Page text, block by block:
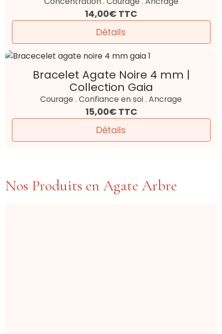
14,00€ TTC
Détails
Bracelet Agate Noire 4 mm |
Collection Gaia
Courage . Confiance en soi . Ancrage
15,00€ TTC
Détails
Nos Produits en Agate Arbre